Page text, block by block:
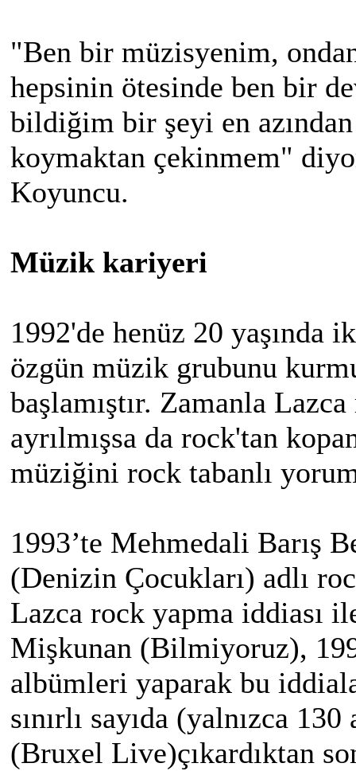
"Ben bir müzisyenim,
hepsinin ötesinde ben bir
bildiğim bir şeyi en
koymaktan çekinmem"
Koyuncu.
Müzik kariyeri
1992'de henüz 20 yaşında
özgün müzik grubunu
başlamıştır. Zamanla
ayrılmışsa da rock'tan
müziğini rock tabanlı
1993’te Mehmedali Barış
(Denizin Çocukları) adlı
Lazca rock yapma iddiası
Mişkunan (Bilmiyoruz),
albümleri yaparak bu
sınırlı sayıda (yalnızca
(Bruxel Live)çıkardıktan